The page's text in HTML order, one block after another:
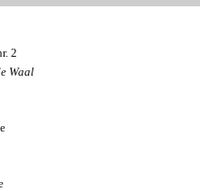
2
Waal